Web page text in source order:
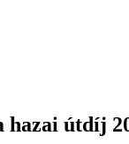
hazai útdíj